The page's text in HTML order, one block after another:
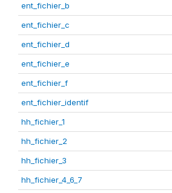
ent_fichier_b
ent_fichier_c
ent_fichier_d
ent_fichier_e
ent_fichier_f
ent_fichier_identif
hh_fichier_1
hh_fichier_2
hh_fichier_3
hh_fichier_4_6_7